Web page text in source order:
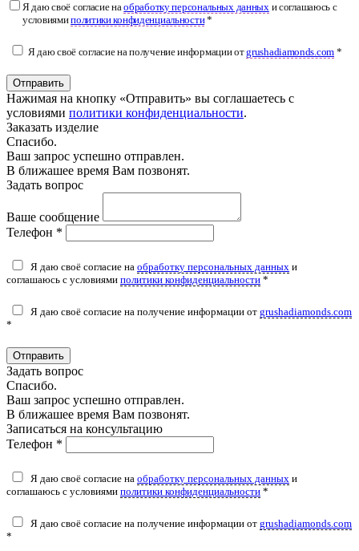
Я даю своё согласие наобработку персональных данныхи соглашаюсь с
условиямиполитики конфиденциальности*
Я даю своё согласие на получение информации отgrushadiamonds.com *
Отправить
Нажимая на кнопку «Отправить» вы соглашаетесь с
условиями политики конфиденциальности.
Заказать изделие
Спасибо.
Ваш запрос успешно отправлен.
В ближашее время Вам позвонят.
Задать вопрос
Ваше сообщение
Телефон *
Я даю своё согласие на обработку персональных данных и
соглашаюсь с условиями политики конфиденциальности *
Я даю своё согласие на получение информации от grushadiamonds.com
*
Отправить
Задать вопрос
Спасибо.
Ваш запрос успешно отправлен.
В ближашее время Вам позвонят.
Записаться на консультацию
Телефон *
Я даю своё согласие на обработку персональных данных и
соглашаюсь с условиями политики конфиденциальности *
Я даю своё согласие на получение информации от grushadiamonds.com
*